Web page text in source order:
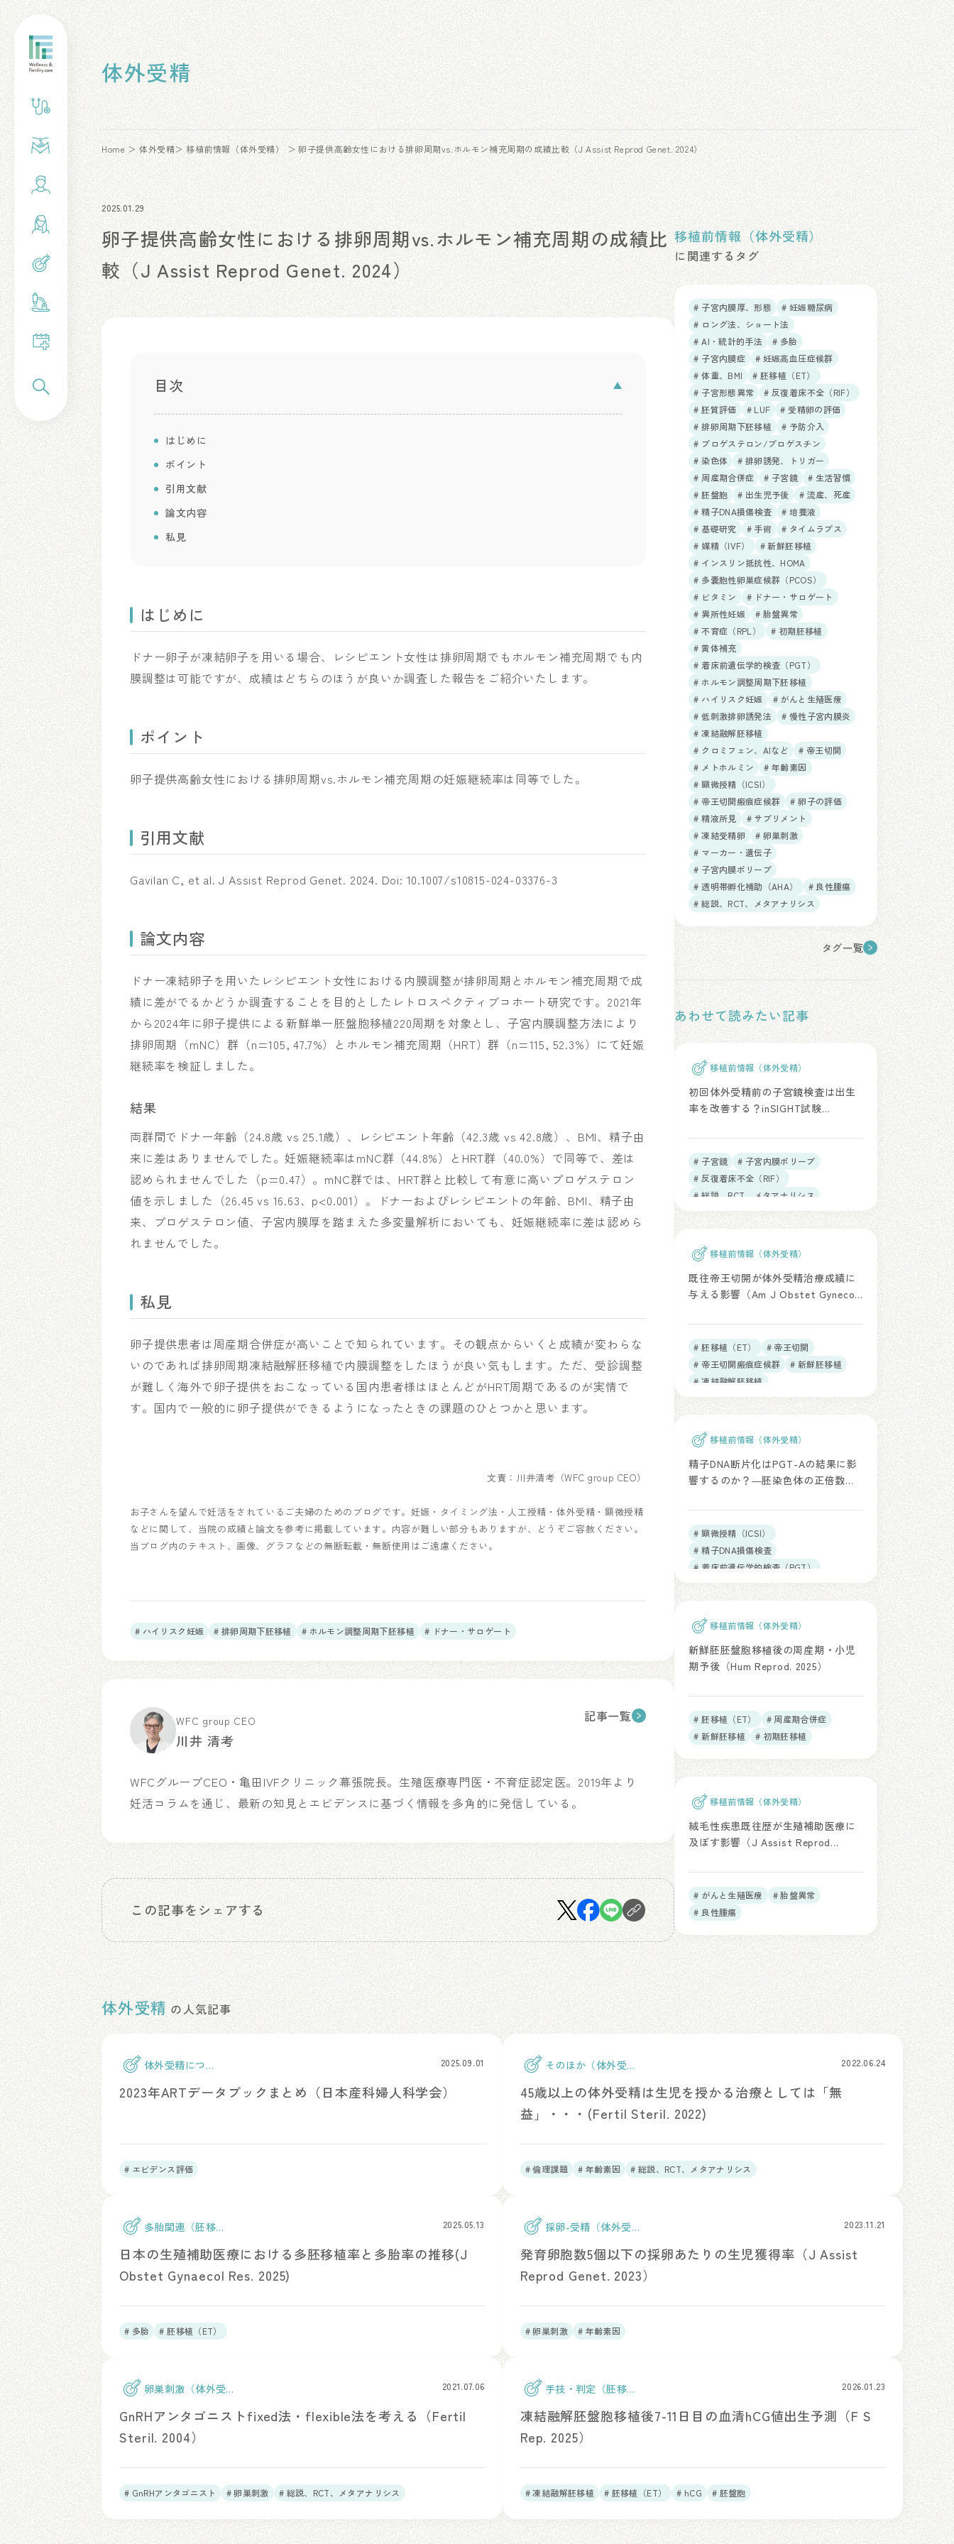
体外受精
Home 体外受精 移植前情報（体外受精） 卵子提供高齢女性における排卵周期vs.ホルモン補充周期の成績比較（J Assist Reprod Genet. 2024）
2025.01.29
卵子提供高齢女性における排卵周期vs.ホルモン補充周期の成績比
較（J Assist Reprod Genet. 2024）
目次
はじめに
ポイント
引用文献
論文内容
私見
はじめに
ドナー卵子が凍結卵子を用いる場合、レシピエント女性は排卵周期でもホルモン補充周期でも内
膜調整は可能ですが、成績はどちらのほうが良いか調査した報告をご紹介いたします。
ポイント
卵子提供高齢女性における排卵周期vs.ホルモン補充周期の妊娠継続率は同等でした。
引用文献
Gavilan C, et al. J Assist Reprod Genet. 2024. Doi: 10.1007/s10815-024-03376-3
論文内容
ドナー凍結卵子を用いたレシピエント女性における内膜調整が排卵周期とホルモン補充周期で成
績に差がでるかどうか調査することを目的としたレトロスペクティブコホート研究です。2021年
から2024年に卵子提供による新鮮単一胚盤胞移植220周期を対象とし、子宮内膜調整方法により
排卵周期（mNC）群（n=105, 47.7%）とホルモン補充周期（HRT）群（n=115, 52.3%）にて妊娠
継続率を検証しました。
結果
両群間でドナー年齢（24.8歳 vs 25.1歳）、レシピエント年齢（42.3歳 vs 42.8歳）、BMI、精子由
来に差はありませんでした。妊娠継続率はmNC群（44.8%）とHRT群（40.0%）で同等で、差は
認められませんでした（p=0.47）。mNC群では、HRT群と比較して有意に高いプロゲステロン
値を示しました（26.45 vs 16.63、p<0.001）。ドナーおよびレシピエントの年齢、BMI、精子由
来、プロゲステロン値、子宮内膜厚を踏まえた多変量解析においても、妊娠継続率に差は認めら
れませんでした。
私見
卵子提供患者は周産期合併症が高いことで知られています。その観点からいくと成績が変わらな
いのであれば排卵周期凍結融解胚移植で内膜調整をしたほうが良い気もします。ただ、受診調整
が難しく海外で卵子提供をおこなっている国内患者様はほとんどがHRT周期であるのが実情で
す。国内で一般的に卵子提供ができるようになったときの課題のひとつかと思います。
文責：川井清考（WFC group CEO）
お子さんを望んで妊活をされているご夫婦のためのブログです。妊娠・タイミング法・人工授精・体外受精・顕微授精
などに関して、当院の成績と論文を参考に掲載しています。内容が難しい部分もありますが、どうぞご容赦ください。
当ブログ内のテキスト、画像、グラフなどの無断転載・無断使用はご遠慮ください。
# ハイリスク妊娠 # 排卵周期下胚移植 # ホルモン調整周期下胚移植 # ドナー・サロゲート
WFC group CEO
川井 清考
記事一覧
WFCグループCEO・亀田IVFクリニック幕張院長。生殖医療専門医・不育症認定医。2019年より
妊活コラムを通じ、最新の知見とエビデンスに基づく情報を多角的に発信している。
この記事をシェアする
移植前情報（体外受精）
に関連するタグ
# 子宮内膜厚、形態
# 妊娠糖尿病
# ロング法、ショート法
# AI・統計的手法
# 多胎
# 子宮内膜症
# 妊娠高血圧症候群
# 体重、BMI
# 胚移植（ET）
# 子宮形態異常
# 反復着床不全（RIF）
# 胚質評価
# LUF
# 受精卵の評価
# 排卵周期下胚移植
# 予防介入
# プロゲステロン/プロゲスチン
# 染色体
# 排卵誘発、トリガー
# 周産期合併症
# 子宮鏡
# 生活習慣
# 胚盤胞
# 出生児予後
# 流産、死産
# 精子DNA損傷検査
# 培養液
# 基礎研究
# 手術
# タイムラプス
# 媒精（IVF）
# 新鮮胚移植
# インスリン抵抗性、HOMA
# 多嚢胞性卵巣症候群（PCOS）
# ビタミン
# ドナー・サロゲート
# 異所性妊娠
# 胎盤異常
# 不育症（RPL）
# 初期胚移植
# 黄体補充
# 着床前遺伝学的検査（PGT）
# ホルモン調整周期下胚移植
# ハイリスク妊娠
# がんと生殖医療
# 低刺激排卵誘発法
# 慢性子宮内膜炎
# 凍結融解胚移植
# クロミフェン、AIなど
# 帝王切開
# メトホルミン
# 年齢素因
# 顕微授精（ICSI）
# 帝王切開瘢痕症候群
# 卵子の評価
# 精液所見
# サプリメント
# 凍結受精卵
# 卵巣刺激
# マーカー・遺伝子
# 子宮内膜ポリープ
# 透明帯孵化補助（AHA）
# 良性腫瘍
# 総説、RCT、メタアナリシス
タグ一覧
あわせて読みたい記事
移植前情報（体外受精）
初回体外受精前の子宮鏡検査は出生
率を改善する？inSIGHT試験
# 子宮鏡
# 子宮内膜ポリープ
# 反復着床不全（RIF）
# 総説、RCT、メタアナリシス
移植前情報（体外受精）
既往帝王切開が体外受精治療成績に
与える影響（Am J Obstet Gynecol.
# 胚移植（ET）
# 帝王切開
# 帝王切開瘢痕症候群
# 新鮮胚移植
# 凍結融解胚移植
移植前情報（体外受精）
精子DNA断片化はPGT-Aの結果に影
響するのか？―胚染色体の正倍数性
Res、2025)
# 顕微授精（ICSI）
# 精子DNA損傷検査
# 着床前遺伝学的検査（PGT）
# 媒精（IVF）
# 総説、RCT、メタアナリシス
移植前情報（体外受精）
新鮮胚胚盤胞移植後の周産期・小児
期予後（Hum Reprod. 2025）
# 胚移植（ET）
# 周産期合併症
# 新鮮胚移植
# 初期胚移植
移植前情報（体外受精）
絨毛性疾患既往歴が生殖補助医療に
及ぼす影響（J Assist Reprod
# がんと生殖医療
# 胎盤異常
# 良性腫瘍
体外受精 の人気記事
体外受精につい
2025.09.01
2023年ARTデータブックまとめ（日本産科婦人科学会）
# エビデンス評価
そのほか（体外受
2022.06.24
45歳以上の体外受精は生児を授かる治療としては「無
益」・・・(Fertil Steril. 2022)
# 倫理課題 # 年齢素因 # 総説、RCT、メタアナリシス
多胎関連（胚移
2025.05.13
日本の生殖補助医療における多胚移植率と多胎率の推移(J
Obstet Gynaecol Res. 2025)
# 多胎 # 胚移植（ET）
採卵-受精（体外受
2023.11.21
発育卵胞数5個以下の採卵あたりの生児獲得率（J Assist
Reprod Genet. 2023）
# 卵巣刺激 # 年齢素因
卵巣刺激（体外受
2021.07.06
GnRHアンタゴニストfixed法・flexible法を考える（Fertil
Steril. 2004）
# GnRHアンタゴニスト # 卵巣刺激 # 総説、RCT、メタアナリシス
手技・判定（胚移
2026.01.23
凍結融解胚盤胞移植後7-11日目の血清hCG値出生予測（F S
Rep. 2025）
# 凍結融解胚移植 # 胚移植（ET） # hCG # 胚盤胞